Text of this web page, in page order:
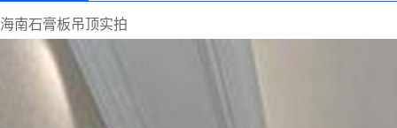
海南石膏板吊顶实拍